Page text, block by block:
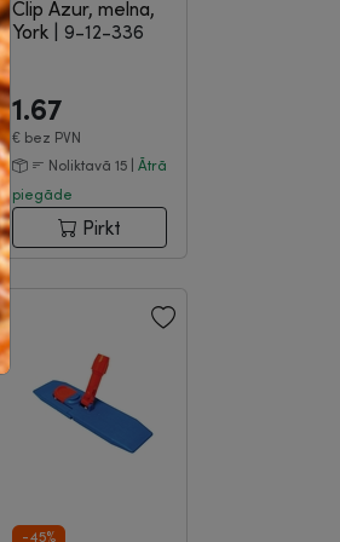
Clip Azur, melna,
York
9-12-336
1.67
€ bez PVN
Noliktavā 15 | Ātrā
piegāde
Pirkt
-45%